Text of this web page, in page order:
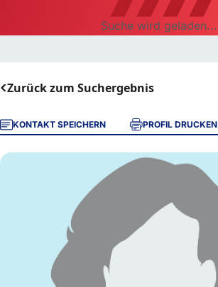
Suche wird geladen...
Zurück zum Suchergebnis
KONTAKT SPEICHERN PROFIL DRUCKEN